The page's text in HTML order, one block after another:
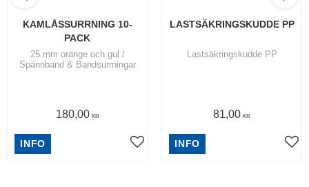
KAMLÅSSURRNING 10-
PACK
25 mm orange och gul /
Spännband & Bandsurrningar
180,00 KR
INFO
LASTSÄKRINGSKUDDE PP
Lastsäkringskudde PP
81,00 KR
INFO